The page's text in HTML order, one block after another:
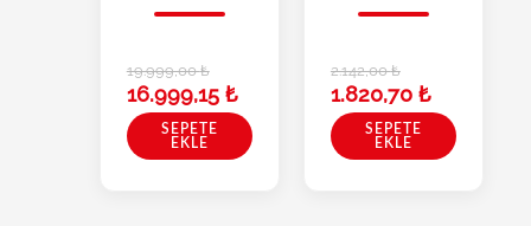
19.999,00₺
16.999,15 ₺
SEPETE
EKLE
2.142,00₺
1.820,70 ₺
SEPETE
EKLE